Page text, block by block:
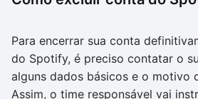
Para encerrar sua conta
do Spotify, é preciso contatar o
alguns dados básicos e o motivo
Assim, o time responsável vai